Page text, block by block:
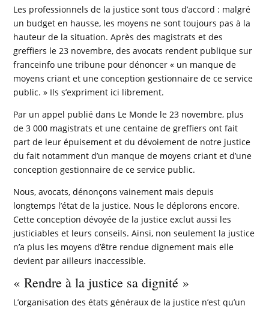
Les professionnels de la justice sont tous d’accord : malgré
un budget en hausse, les moyens ne sont toujours pas à la
hauteur de la situation. Après des magistrats et des
greffiers le 23 novembre, des avocats rendent publique sur
franceinfo une tribune pour dénoncer « un manque de
moyens criant et une conception gestionnaire de ce service
public. » Ils s’expriment ici librement.
Par un appel publié dans Le Monde le 23 novembre, plus
de 3 000 magistrats et une centaine de greffiers ont fait
part de leur épuisement et du dévoiement de notre justice
du fait notamment d’un manque de moyens criant et d’une
conception gestionnaire de ce service public.
Nous, avocats, dénonçons vainement mais depuis
longtemps l’état de la justice. Nous le déplorons encore.
Cette conception dévoyée de la justice exclut aussi les
justiciables et leurs conseils. Ainsi, non seulement la justice
n’a plus les moyens d’être rendue dignement mais elle
devient par ailleurs inaccessible.
« Rendre à la justice sa dignité »
L’organisation des états généraux de la justice n’est qu’un